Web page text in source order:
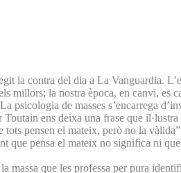
la contra del dia a La Vanguardia.
millors; la nostra època, en canvi, es
psicologia de masses s’encarrega
ens deixa una frase que
pensen el mateix, però no la
que pensa el mateix no significa ni
que les professa per pura